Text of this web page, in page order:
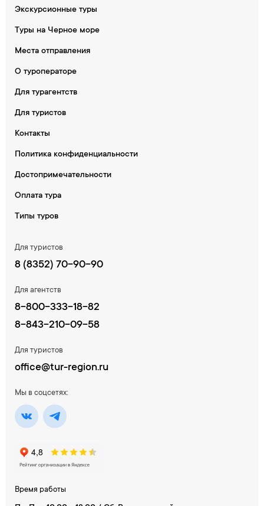
Время работы
Экскурсионные туры
Туры на Черное море
Места отправления
О туроператоре
Для турагентств
Для туристов
Контакты
Политика конфиденциальности
Достопримечательности
Оплата тура
Типы туров
Для туристов
8 (8352) 70-90-90
Для агентств
8-800-333-18-82
8-843-210-09-58
Для туристов
office@tur-region.ru
Мы в соцсетях: